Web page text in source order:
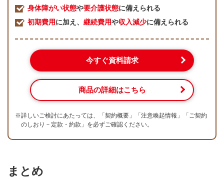
身体障がい状態や要介護状態に備えられる
初期費用に加え、 継続費用や収入減少に備えられる
今すぐ資料請求
商品の詳細はこちら
※詳しいご検討にあたっては、「契約概要」「注意喚起情報」「ご契約
のしおり－定款・約款」を必ずご確認ください。
まとめ